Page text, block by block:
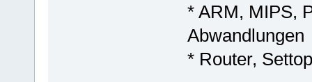
* ARM, MIPS,
Abwandlungen
* Router,